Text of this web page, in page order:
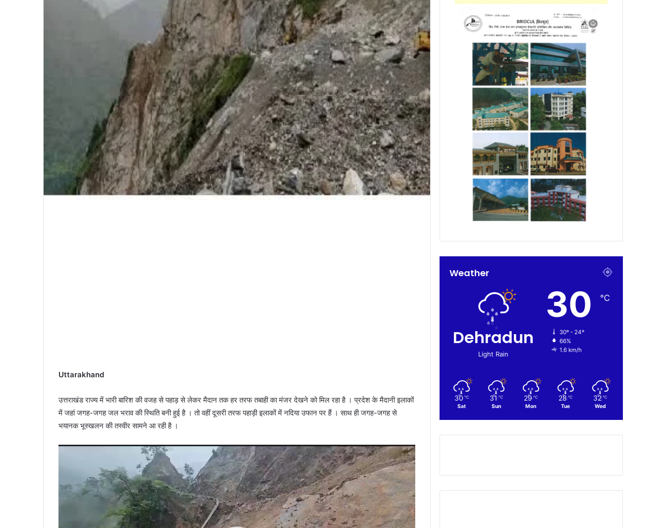
Uttarakhand
उत्तराखंड राज्य में भारी बारिश की वजह से पहाड़ से लेकर मैदान तक हर तरफ तबाही का मंजर देखने को मिल रहा है । प्रदेश के मैदानी इलाकों
में जहां जगह-जगह जल भराव की स्थिति बनी हुई है । तो वहीं दूसरी तरफ पहाड़ी इलाकों में नदिया उफान पर हैं । साथ ही जगह-जगह से
भयानक भूस्खलन की तस्वीर सामने आ रही है ।
Weather
Dehradun
Light Rain
30 ℃
30º - 24º
66%
1.6 km/h
30 ℃
Sat
31 ℃
Sun
29 ℃
Mon
28 ℃
Tue
32 ℃
Wed